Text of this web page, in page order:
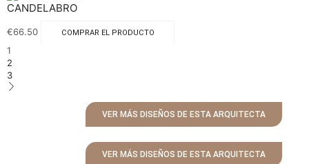
CANDELABRO
€66.50 COMPRAR EL PRODUCTO
1
2
3
VER MÁS DISEÑOS DE ESTA ARQUITECTA
VER MÁS DISEÑOS DE ESTA ARQUITECTA